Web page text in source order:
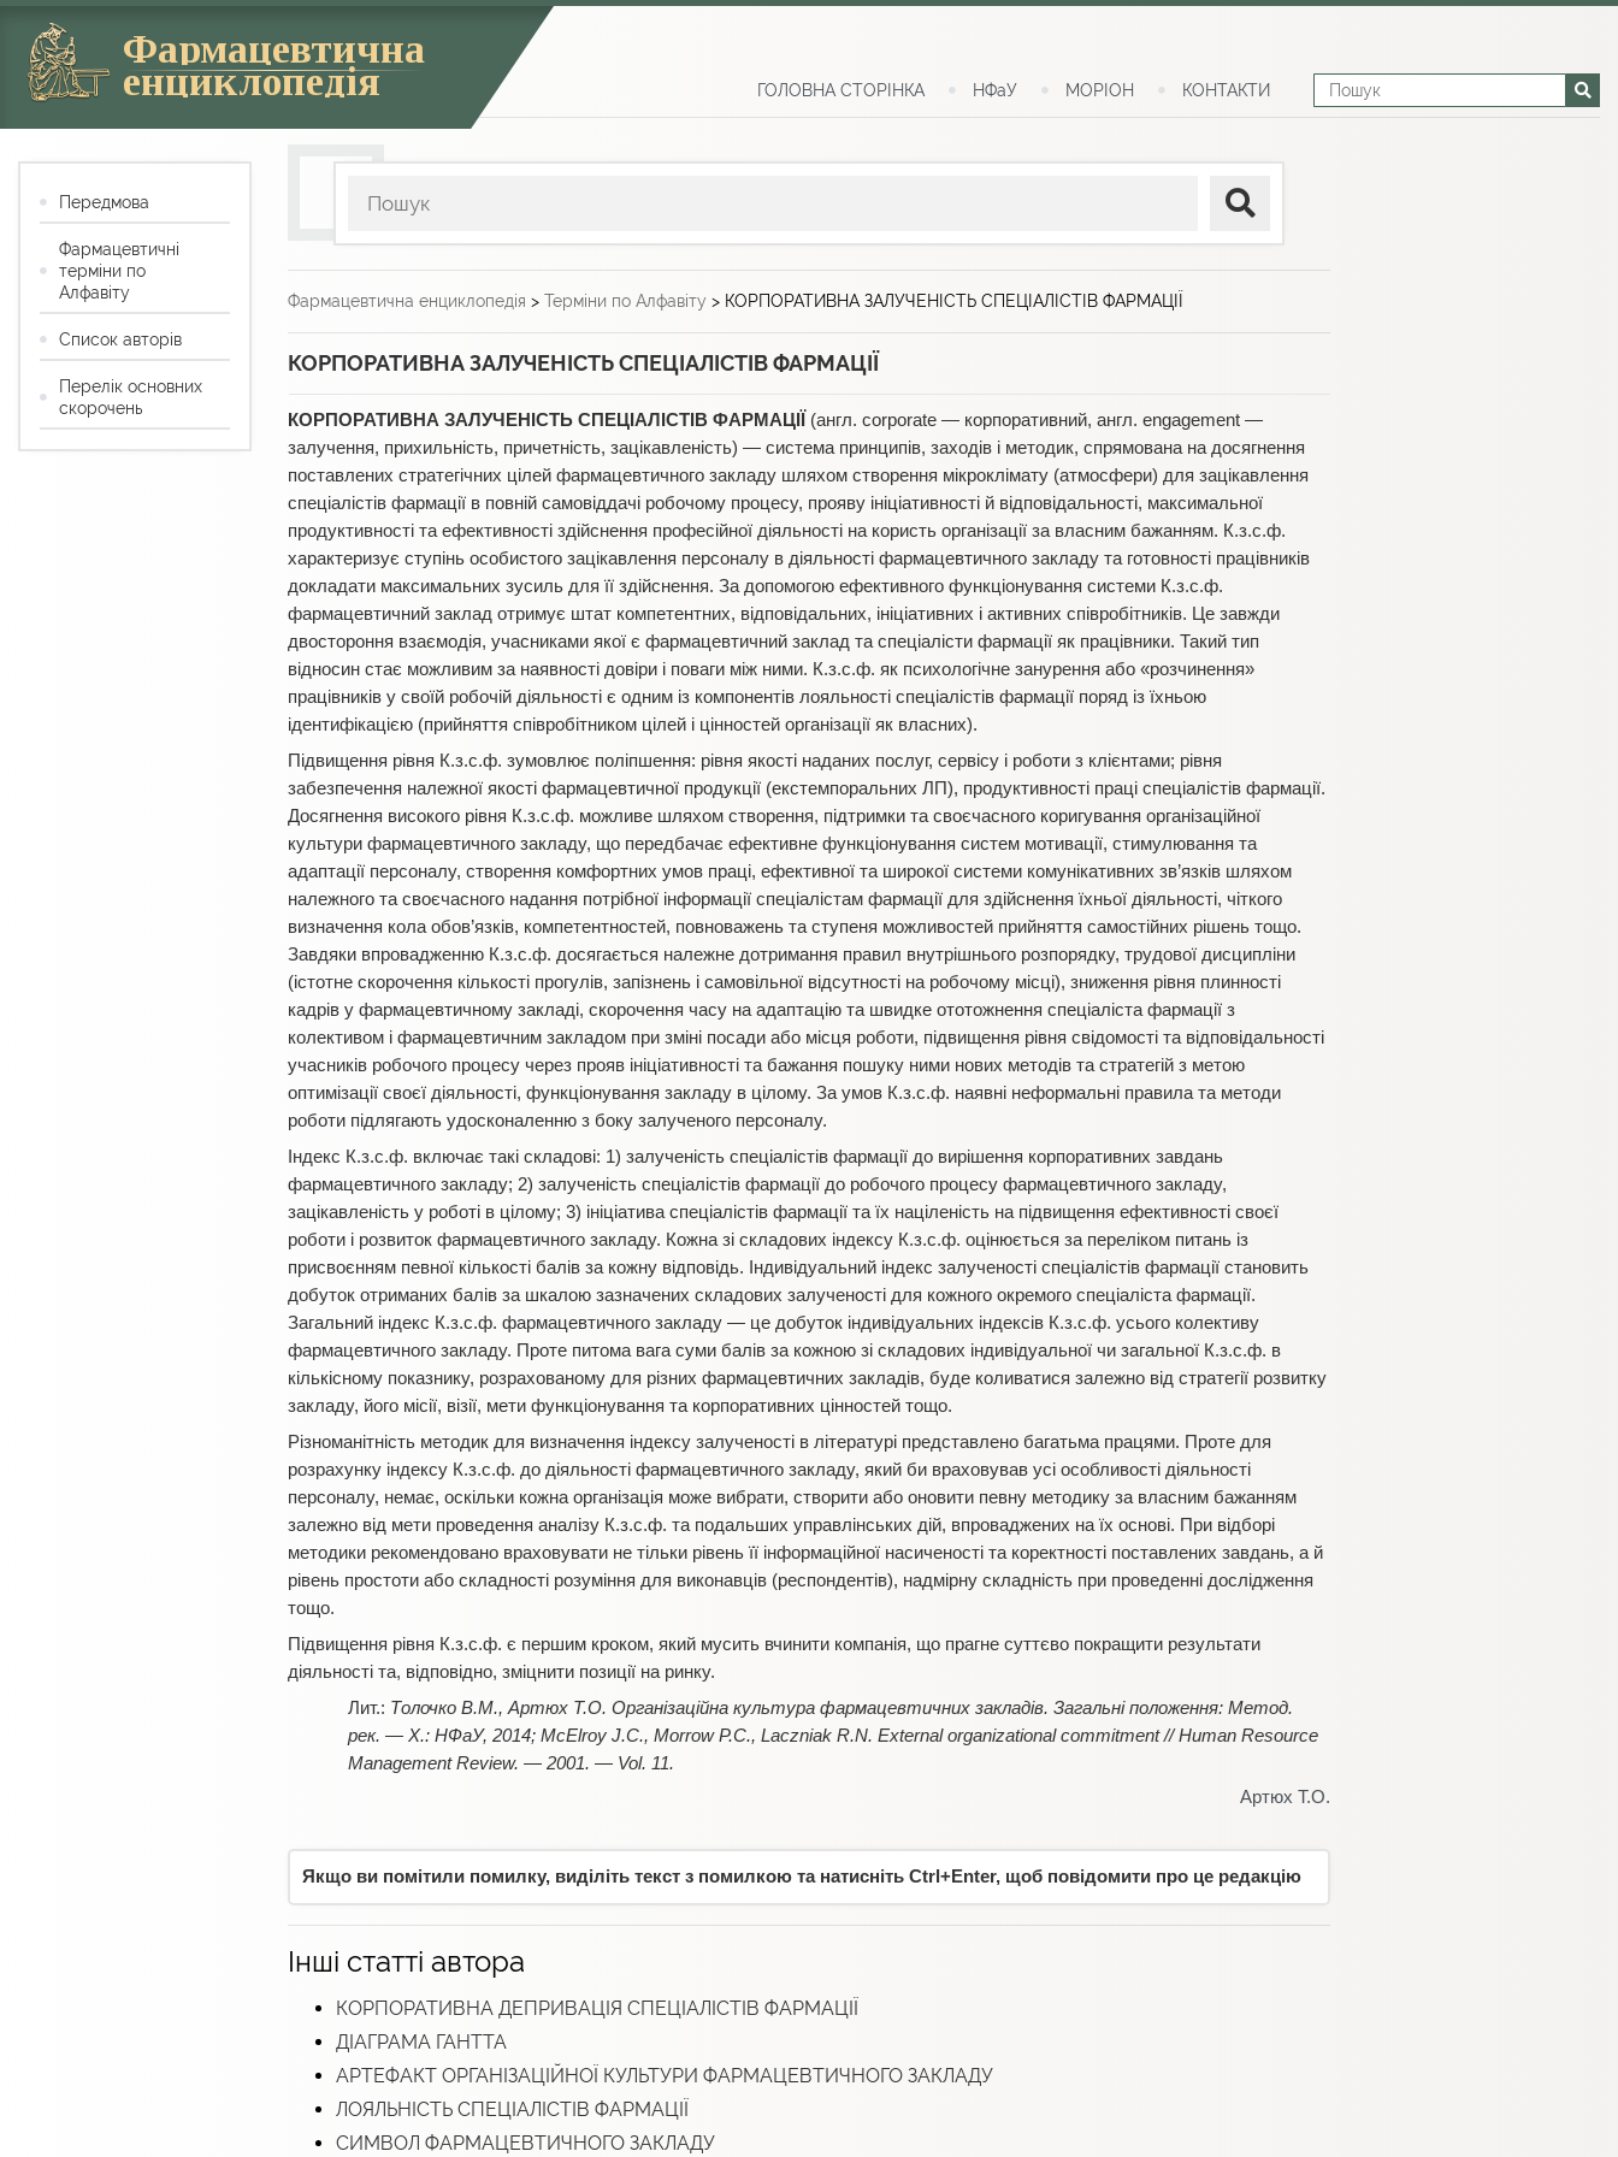
Фармацевтична
енциклопедія ГОЛОВНА СТОРІНКА НФаУ МОРІОН КОНТАКТИ
Фармацевтична енциклопедія > Терміни по Алфавіту > КОРПОРАТИВНА ЗАЛУЧЕНІСТЬ СПЕЦІАЛІСТІВ ФАРМАЦІЇ
КОРПОРАТИВНА ЗАЛУЧЕНІСТЬ СПЕЦІАЛІСТІВ ФАРМАЦІЇ
КОРПОРАТИВНА ЗАЛУЧЕНІСТЬ СПЕЦІАЛІСТІВ ФАРМАЦІЇ
(англ. corporate — корпоративний, англ. engagement —
залучення, прихильність, причетність, зацікавленість) — система принципів, заходів і методик, спрямована на досягнення
поставлених стратегічних цілей фармацевтичного закладу шляхом створення мікроклімату (атмосфери) для зацікавлення
спеціалістів фармації в повній самовіддачі робочому процесу, прояву ініціативності й відповідальності, максимальної
продуктивності та ефективності здійснення професійної діяльності на користь організації за власним бажанням. К.з.с.ф.
характеризує ступінь особистого зацікавлення персоналу в діяльності фармацевтичного закладу та готовності працівників
докладати максимальних зусиль для її здійснення. За допомогою ефективного функціонування системи К.з.с.ф.
фармацевтичний заклад отримує штат компетентних, відповідальних, ініціативних і активних співробітників. Це завжди
двостороння взаємодія, учасниками якої є фармацевтичний заклад та спеціалісти фармації як працівники. Такий тип
відносин стає можливим за наявності довіри і поваги між ними. К.з.с.ф. як психологічне занурення або «розчинення»
працівників у своїй робочій діяльності є одним із компонентів лояльності спеціалістів фармації поряд із їхньою
ідентифікацією (прийняття співробітником цілей і цінностей організації як власних).
Підвищення рівня К.з.с.ф. зумовлює поліпшення: рівня якості наданих послуг, сервісу і роботи з клієнтами; рівня
забезпечення належної якості фармацевтичної продукції (екстемпоральних ЛП), продуктивності праці спеціалістів фармації.
Досягнення високого рівня К.з.с.ф. можливе шляхом створення, підтримки та своєчасного коригування організаційної
культури фармацевтичного закладу, що передбачає ефективне функціонування систем мотивації, стимулювання та
адаптації персоналу, створення комфортних умов праці, ефективної та широкої системи комунікативних зв’язків шляхом
належного та своєчасного надання потрібної інформації спеціалістам фармації для здійснення їхньої діяльності, чіткого
визначення кола обов’язків, компетентностей, повноважень та ступеня можливостей прийняття самостійних рішень тощо.
Завдяки впровадженню К.з.с.ф. досягається належне дотримання правил внутрішнього розпорядку, трудової дисципліни
(істотне скорочення кількості прогулів, запізнень і самовільної відсутності на робочому місці), зниження рівня плинності
кадрів у фармацевтичному закладі, скорочення часу на адаптацію та швидке ототожнення спеціаліста фармації з
колективом і фармацевтичним закладом при зміні посади або місця роботи, підвищення рівня свідомості та відповідальності
учасників робочого процесу через прояв ініціативності та бажання пошуку ними нових методів та стратегій з метою
оптимізації своєї діяльності, функціонування закладу в цілому. За умов К.з.с.ф. наявні неформальні правила та методи
роботи підлягають удосконаленню з боку залученого персоналу.
Індекс К.з.с.ф. включає такі складові: 1) залученість спеціалістів фармації до вирішення корпоративних завдань
фармацевтичного закладу; 2) залученість спеціалістів фармації до робочого процесу фармацевтичного закладу,
зацікавленість у роботі в цілому; 3) ініціатива спеціалістів фармації та їх націленість на підвищення ефективності своєї
роботи і розвиток фармацевтичного закладу. Кожна зі складових індексу К.з.с.ф. оцінюється за переліком питань із
присвоєнням певної кількості балів за кожну відповідь. Індивідуальний індекс залученості спеціалістів фармації становить
добуток отриманих балів за шкалою зазначених складових залученості для кожного окремого спеціаліста фармації.
Загальний індекс К.з.с.ф. фармацевтичного закладу — це добуток індивідуальних індексів К.з.с.ф. усього колективу
фармацевтичного закладу. Проте питома вага суми балів за кожною зі складових індивідуальної чи загальної К.з.с.ф. в
кількісному показнику, розрахованому для різних фармацевтичних закладів, буде коливатися залежно від стратегії розвитку
закладу, його місії, візії, мети функціонування та корпоративних цінностей тощо.
Різноманітність методик для визначення індексу залученості в літературі представлено багатьма працями. Проте для
розрахунку індексу К.з.с.ф. до діяльності фармацевтичного закладу, який би враховував усі особливості діяльності
персоналу, немає, оскільки кожна організація може вибрати, створити або оновити певну методику за власним бажанням
залежно від мети проведення аналізу К.з.с.ф. та подальших управлінських дій, впроваджених на їх основі. При відборі
методики рекомендовано враховувати не тільки рівень її інформаційної насиченості та коректності поставлених завдань, а й
рівень простоти або складності розуміння для виконавців (респондентів), надмірну складність при проведенні дослідження
тощо.
Підвищення рівня К.з.с.ф. є першим кроком, який мусить вчинити компанія, що прагне суттєво покращити результати
діяльності та, відповідно, зміцнити позиції на ринку.
Толочко В.М., Артюх Т.О. Організаційна культура фармацевтичних закладів. Загальні положення: Метод.
рек. — Х.: НФаУ, 2014; McElroy J.C., Morrow P.C., Laczniak R.N. External organizational commitment // Human Resource
Management Review. — 2001. — Vol. 11.
Артюх Т.О.
Якщо ви помітили помилку, виділіть текст з помилкою та натисніть Ctrl+Enter, щоб повідомити про це редакцію
Інші статті автора
КОРПОРАТИВНА ДЕПРИВАЦІЯ СПЕЦІАЛІСТІВ ФАРМАЦІЇ
ДІАГРАМА ГАНТТА
АРТЕФАКТ ОРГАНІЗАЦІЙНОЇ КУЛЬТУРИ ФАРМАЦЕВТИЧНОГО ЗАКЛАДУ
ЛОЯЛЬНІСТЬ СПЕЦІАЛІСТІВ ФАРМАЦІЇ
СИМВОЛ ФАРМАЦЕВТИЧНОГО ЗАКЛАДУ
Передмова
Фармацевтичні
терміни по
Алфавіту
Список авторів
Перелік основних
скорочень